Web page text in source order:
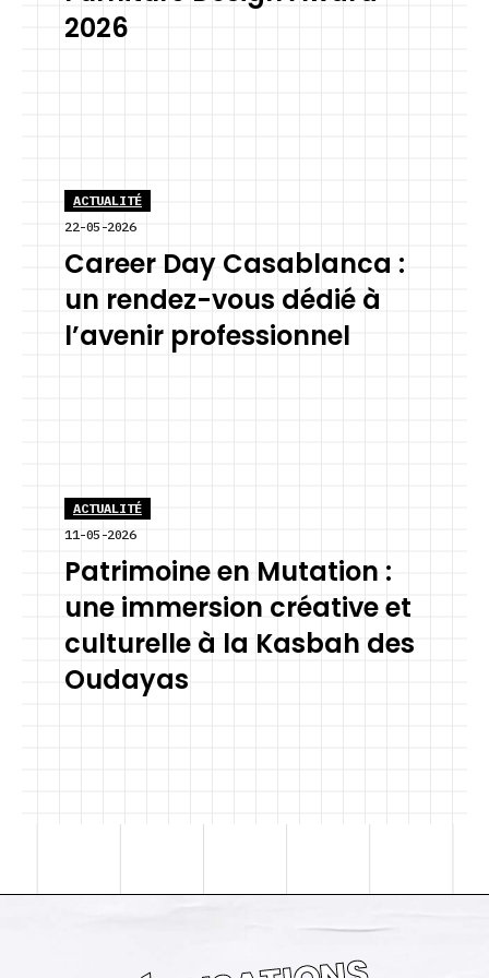
2026
ACTUALITÉ
22-05-2026
Career Day Casablanca :
un rendez-vous dédié à
l’avenir professionnel
ACTUALITÉ
11-05-2026
Patrimoine en Mutation :
une immersion créative et
culturelle à la Kasbah des
Oudayas